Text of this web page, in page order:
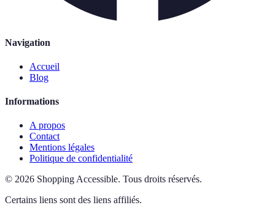
Navigation
Accueil
Blog
Informations
A propos
Contact
Mentions légales
Politique de confidentialité
© 2026 Shopping Accessible. Tous droits réservés.
Certains liens sont des liens affiliés.